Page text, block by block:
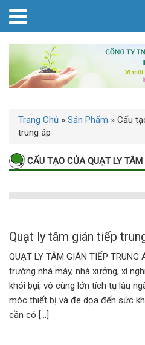
Trang Chủ » Sản Phẩm » Cấu
trung áp
CẤU TẠO CỦA QUẠT LY
Quạt ly tâm gián tiếp
QUẠT LY TÂM GIÁN TIẾP
trường nhà máy, nhà xưởng, xí
khói bụi, vô cùng lớn tích tụ lâu
móc thiết bị và đe dọa đến sức
cần có […]